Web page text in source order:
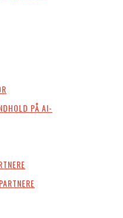
PÅ AI-